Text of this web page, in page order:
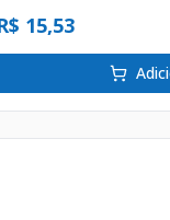
15,53